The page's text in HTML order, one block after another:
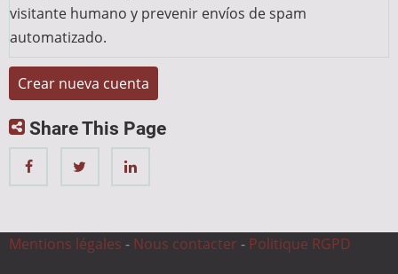
visitante humano y prevenir envíos de spam
automatizado.
Share This Page
Mentions légales - Nous contacter - Politique RGPD